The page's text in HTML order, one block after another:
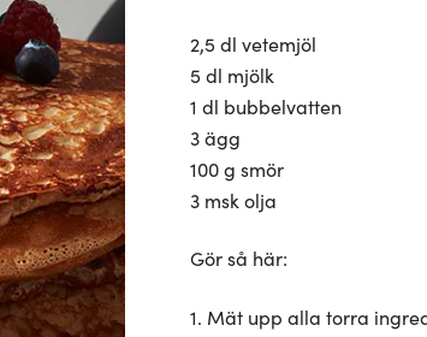
2,5 dl vetemjöl
5 dl mjölk
1 dl bubbelvatten
3 ägg
100 g smör
3 msk olja
Gör så här:
1. Mät upp alla torra